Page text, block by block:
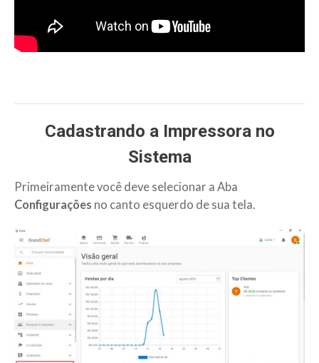
Cadastrando a Impressora no
Sistema
Primeiramente você deve selecionar a Aba
Configurações no canto esquerdo de sua tela.